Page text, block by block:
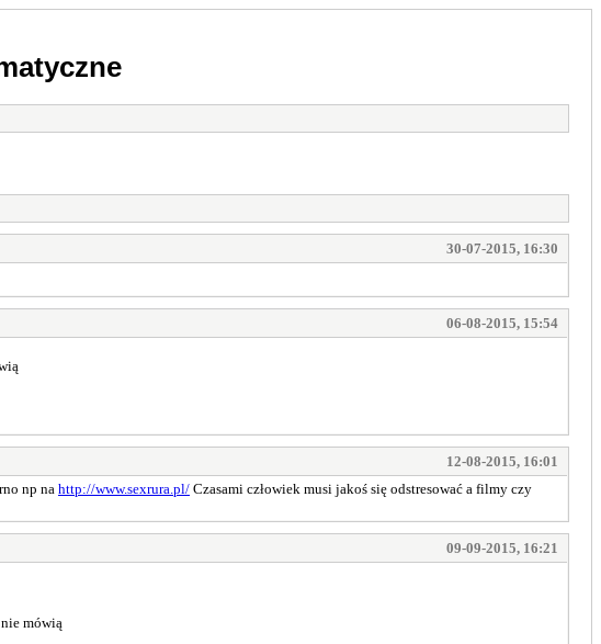
30-07-2015, 16:30
06-08-2015, 15:54
12-08-2015, 16:01
np na http://www.sexrura.pl/ Czasami człowiek musi jakoś się odstresować a filmy czy
09-09-2015, 16:21
mówią